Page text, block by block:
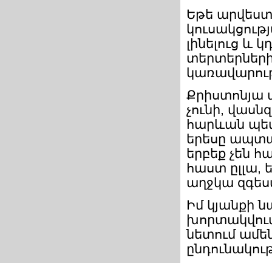
Եթե
լինելուց և
Քրիստոնյա
չունի,
հարևան
երեսը
երբեք չեն
հաստ ըլլա,
աղջկա
Իմ կյանքի
նետում